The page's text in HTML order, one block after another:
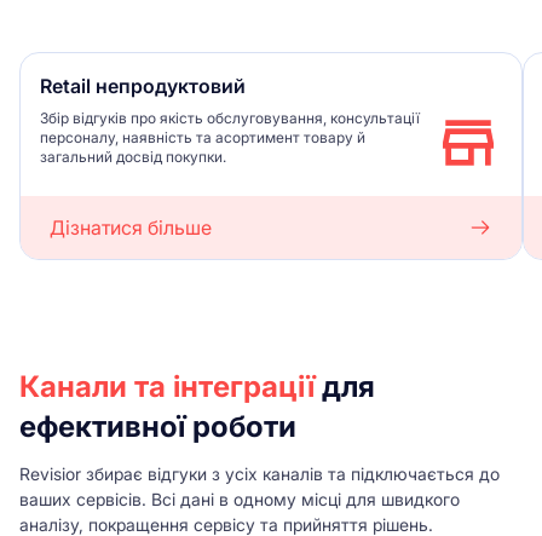
Retail непродуктовий
Збір відгуків про якість обслуговування, консультації
персоналу, наявність та асортимент товару й
загальний досвід покупки.
Дізнатися більше
Канали та інтеграціїдля
ефективної роботи
Revisior збирає відгуки з усіх каналів та підключається до
ваших сервісів. Всі дані в одному місці для швидкого
аналізу, покращення сервісу та прийняття рішень.